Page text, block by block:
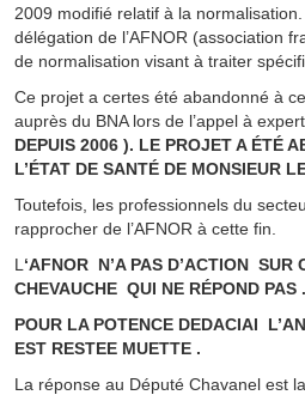
2009 modifié relatif à la
délégation de l’AFNOR (association
de normalisation visant à traiter
Ce projet a certes été abandonné à
auprès du BNA lors de l’appel à
DEPUIS 2006 ). LE PROJET A ÉTÉ
L’ÉTAT DE SANTÉ DE MONSIEUR
Toutefois, les professionnels du
rapprocher de l’AFNOR à cette fin.
L ‘AFNOR N’A PAS D’ACTION
CHEVAUCHE QUI NE RÉPOND PAS .
POUR LA POTENCE DEDACIAI
EST RESTEE MUETTE .
La réponse au Député Chavanel est